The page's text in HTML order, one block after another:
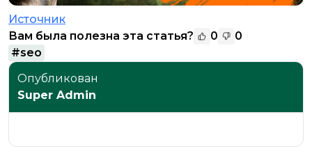
Источник
Вам была полезна эта статья?
0
0
#seo
Опубликован
Super Admin